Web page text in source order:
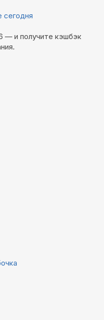
сегодня
— и получите кэшбэк